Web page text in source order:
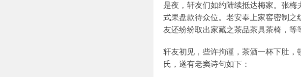
是夜，轩友们如约陆续抵达梅家。张
式果盘款待众位。老安奉上家窖密制
友还纷纷取出家藏之茶品茶具茶椅，等
轩友初见，些许拘谨，茶酒一杯下肚，
氏，遂有老窦诗句如下：